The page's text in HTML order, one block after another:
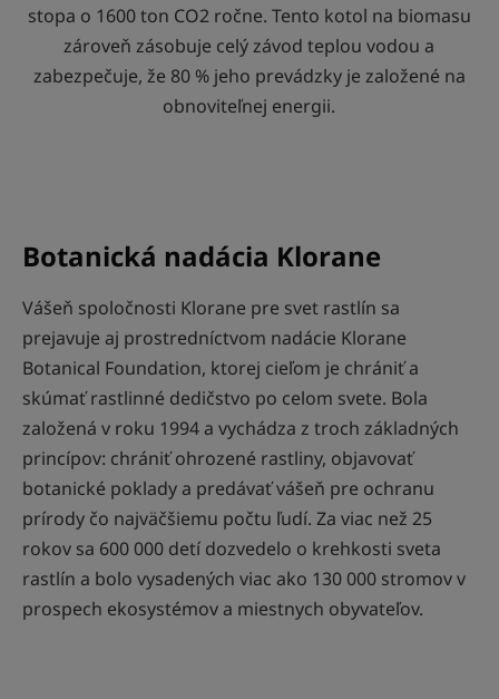
stopa o 1600 ton CO2 ročne. Tento kotol na biomasu
zároveň zásobuje celý závod teplou vodou a
zabezpečuje, že 80 % jeho prevádzky je založené na
obnoviteľnej energii.
Botanická nadácia Klorane
Vášeň spoločnosti Klorane pre svet rastlín sa
prejavuje aj prostredníctvom nadácie Klorane
Botanical Foundation, ktorej cieľom je chrániť a
skúmať rastlinné dedičstvo po celom svete. Bola
založená v roku 1994 a vychádza z troch základných
princípov: chrániť ohrozené rastliny, objavovať
botanické poklady a predávať vášeň pre ochranu
prírody čo najväčšiemu počtu ľudí. Za viac než 25
rokov sa 600 000 detí dozvedelo o krehkosti sveta
rastlín a bolo vysadených viac ako 130 000 stromov v
prospech ekosystémov a miestnych obyvateľov.